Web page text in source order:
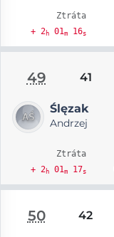
Ztráta
+ 2h01m16s
49 41
Ślęzak
Andrzej
Ztráta
+ 2h01m17s
50 42